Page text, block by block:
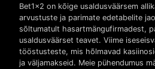
Bet1x2 on kõige usaldusväärsem
arvustuste ja parimate edetabelite
sõltumatult hasartmängufirmadest,
usaldusväärset teavet. Viime
tööstusteste, mis hõlmavad
ja väljamakseid. Meie pühendumus